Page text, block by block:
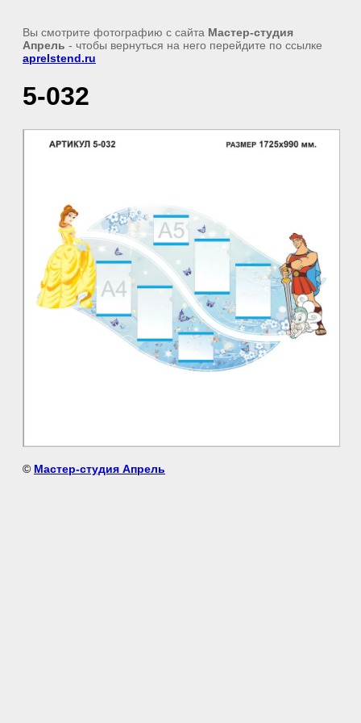
Вы смотрите фотографию с сайта Мастер-студия
Апрель - чтобы вернуться на него перейдите по ссылке
aprelstend.ru
5-032
© Мастер-студия Апрель